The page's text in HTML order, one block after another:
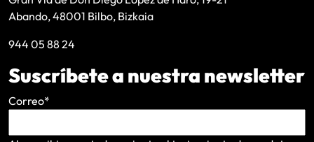
Abando, 48001 Bilbo, Bizkaia
944 05 88 24
Suscríbete a nuestra newsletter
Correo*